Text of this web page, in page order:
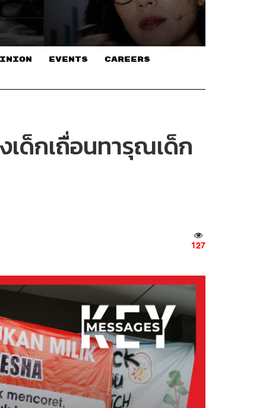
EVENTS CAREERS
เด็กเถื่อนทารุณเด็ก
127